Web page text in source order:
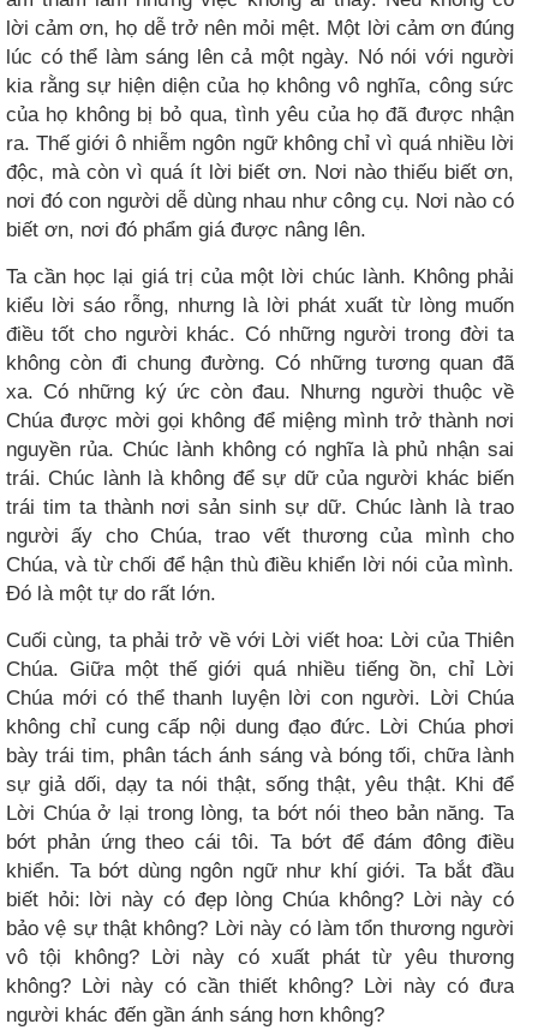
lời cảm ơn, họ dễ trở nên mỏi mệt. Một lời cảm ơn đúng
lúc có thể làm sáng lên cả một ngày. Nó nói với người
kia rằng sự hiện diện của họ không vô nghĩa, công sức
của họ không bị bỏ qua, tình yêu của họ đã được nhận
ra. Thế giới ô nhiễm ngôn ngữ không chỉ vì quá nhiều lời
độc, mà còn vì quá ít lời biết ơn. Nơi nào thiếu biết ơn,
nơi đó con người dễ dùng nhau như công cụ. Nơi nào có
biết ơn, nơi đó phẩm giá được nâng lên.
Ta cần học lại giá trị của một lời chúc lành. Không phải
kiểu lời sáo rỗng, nhưng là lời phát xuất từ lòng muốn
điều tốt cho người khác. Có những người trong đời ta
không còn đi chung đường. Có những tương quan đã
xa. Có những ký ức còn đau. Nhưng người thuộc về
Chúa được mời gọi không để miệng mình trở thành nơi
nguyền rủa. Chúc lành không có nghĩa là phủ nhận sai
trái. Chúc lành là không để sự dữ của người khác biến
trái tim ta thành nơi sản sinh sự dữ. Chúc lành là trao
người ấy cho Chúa, trao vết thương của mình cho
Chúa, và từ chối để hận thù điều khiển lời nói của mình.
Đó là một tự do rất lớn.
Cuối cùng, ta phải trở về với Lời viết hoa: Lời của Thiên
Chúa. Giữa một thế giới quá nhiều tiếng ồn, chỉ Lời
Chúa mới có thể thanh luyện lời con người. Lời Chúa
không chỉ cung cấp nội dung đạo đức. Lời Chúa phơi
bày trái tim, phân tách ánh sáng và bóng tối, chữa lành
sự giả dối, dạy ta nói thật, sống thật, yêu thật. Khi để
Lời Chúa ở lại trong lòng, ta bớt nói theo bản năng. Ta
bớt phản ứng theo cái tôi. Ta bớt để đám đông điều
khiển. Ta bớt dùng ngôn ngữ như khí giới. Ta bắt đầu
biết hỏi: lời này có đẹp lòng Chúa không? Lời này có
bảo vệ sự thật không? Lời này có làm tổn thương người
vô tội không? Lời này có xuất phát từ yêu thương
không? Lời này có cần thiết không? Lời này có đưa
người khác đến gần ánh sáng hơn không?